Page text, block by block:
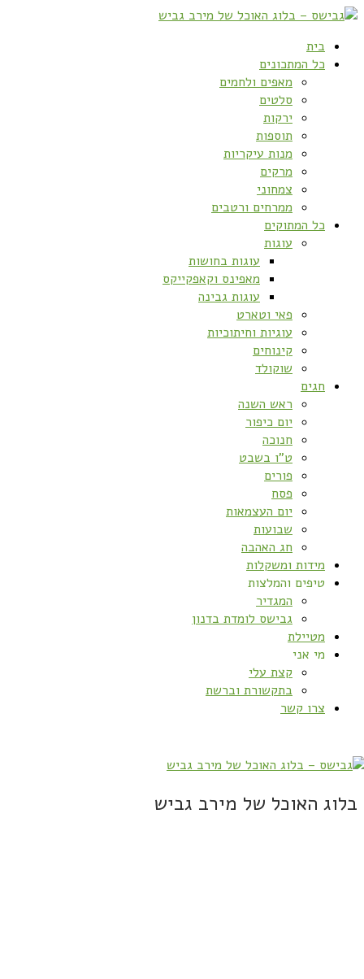
בית
כל המתכונים
מאפים ולחמים
סלטים
ירקות
תוספות
מנות עיקריות
מרקים
צמחוני
ממרחים ורטבים
כל המתוקים
עוגות
עוגות בחושות
מאפינס וקאפקייקס
עוגות גבינה
פאי וטארט
עוגיות וחיתוכיות
קינוחים
שוקולד
חגים
ראש השנה
יום כיפור
חנוכה
ט”ו בשבט
פורים
פסח
יום העצמאות
שבועות
חג האהבה
מידות ומשקלות
טיפים והמלצות
המגדיר
גבישס לומדת בדנון
מטיילת
מי אני
קצת עלי
בתקשורת וברשת
צרו קשר
בלוג האוכל של מירב גביש